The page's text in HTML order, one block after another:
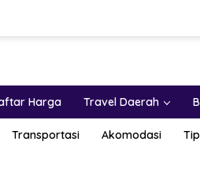
Harga Travel Daerah
Transportasi Akomodasi